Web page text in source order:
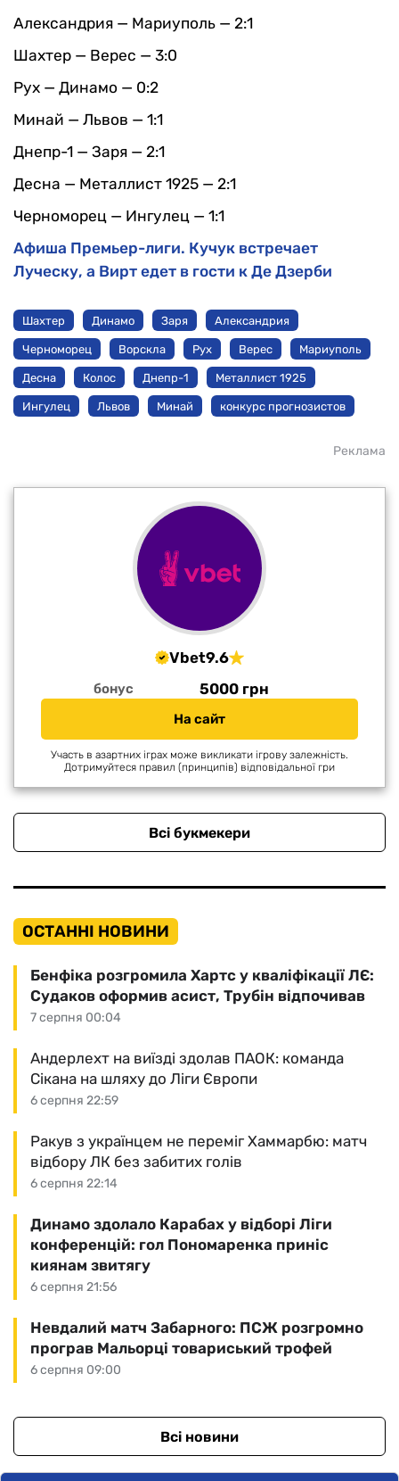
Александрия — Мариуполь — 2:1
Шахтер — Верес — 3:0
Рух — Динамо — 0:2
Минай — Львов — 1:1
Днепр-1 — Заря — 2:1
Десна — Металлист 1925 — 2:1
Черноморец — Ингулец — 1:1
Афиша Премьер-лиги. Кучук встречает
Луческу, а Вирт едет в гости к Де Дзерби
Шахтер Динамо Заря Александрия
Черноморец Ворскла Рух Верес Мариуполь
Десна Колос Днепр-1 Металлист 1925
Ингулец Львов Минай конкурс прогнозистов
Реклама
Vbet9.6
бонус 5000 грн
На сайт
Участь в азартних іграх може викликати ігрову залежність.
Дотримуйтеся правил (принципів) відповідальної гри
Всі букмекери
ОСТАННІ НОВИНИ
7 серпня 00:04
Бенфіка розгромила Хартс у кваліфікації ЛЄ:
Судаков оформив асист, Трубін відпочивав
6 серпня 22:59
Андерлехт на виїзді здолав ПАОК: команда
Сікана на шляху до Ліги Європи
6 серпня 22:14
Ракув з українцем не переміг Хаммарбю: матч
відбору ЛК без забитих голів
6 серпня 21:56
Динамо здолало Карабах у відборі Ліги
конференцій: гол Пономаренка приніс
киянам звитягу
6 серпня 09:00
Невдалий матч Забарного: ПСЖ розгромно
програв Мальорці товариський трофей
Всі новини